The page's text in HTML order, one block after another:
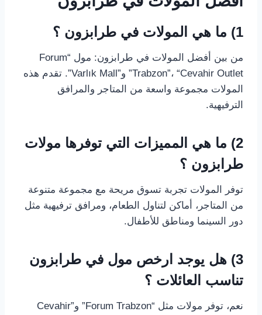
1) ما هي المولات في طرابزون ؟
من بين أفضل المولات في طرابزون: مول “Forum
Trabzon”، “Cevahir Outlet” و”Varlık Mall”. تقدم هذه
المولات مجموعة واسعة من المتاجر والمرافق
الترفيهية.
2) ما هي المميزات التي توفرها
مولات
طرابزون ؟
توفر المولات تجربة تسوق مريحة مع مجموعة متنوعة
من المتاجر، أماكن لتناول الطعام، ومرافق ترفيهية مثل
دور السينما ومناطق للأطفال.
3) هل يوجد
ارخص مول في طرابزون
تناسب العائلات ؟
نعم، توفر مولات مثل “Forum Trabzon” و”Cevahir